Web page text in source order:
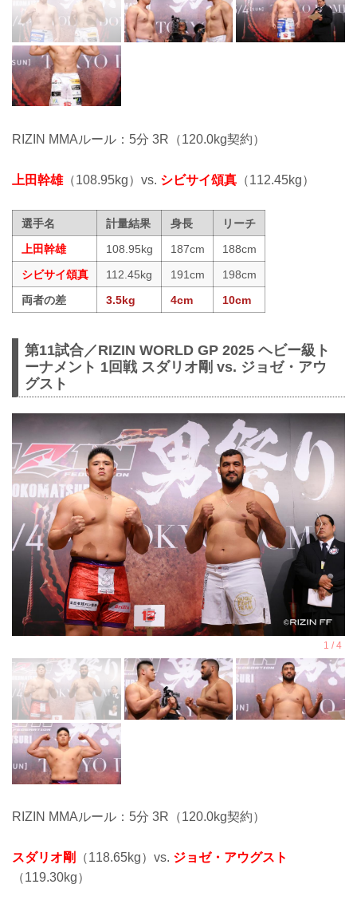
RIZIN MMAルール：5分 3R（120.0kg契約）
上田幹雄（108.95kg）vs. シビサイ頌真 （112.45kg）
選手名 計量結果 身長
リーチ
上田幹雄
108.95kg 187cm
188cm
シビサイ頌真
112.45kg 191cm
198cm
両者の差
3.5kg 4cm 10cm
第11試合／RIZIN WORLD GP 2025 ヘビー級ト
ーナメント 1回戦 スダリオ剛 vs. ジョゼ・アウ
グスト
RIZIN MMAルール：5分 3R（120.0kg契約）
スダリオ剛 （118.65kg）vs. ジョゼ・アウグスト
（119.30kg）